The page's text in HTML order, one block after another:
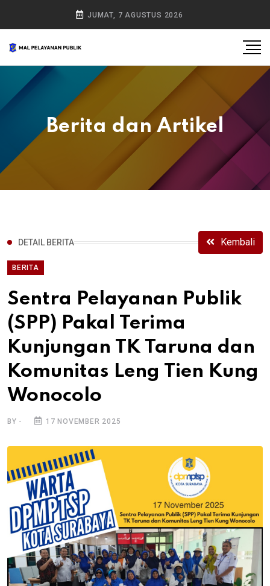
JUMAT, 7 AGUSTUS 2026
Berita dan Artikel
DETAIL BERITA Kembali
BERITA
Sentra Pelayanan Publik
(SPP) Pakal Terima
Kunjungan TK Taruna dan
Komunitas Leng Tien Kung
Wonocolo
BY - 17 NOVEMBER 2025